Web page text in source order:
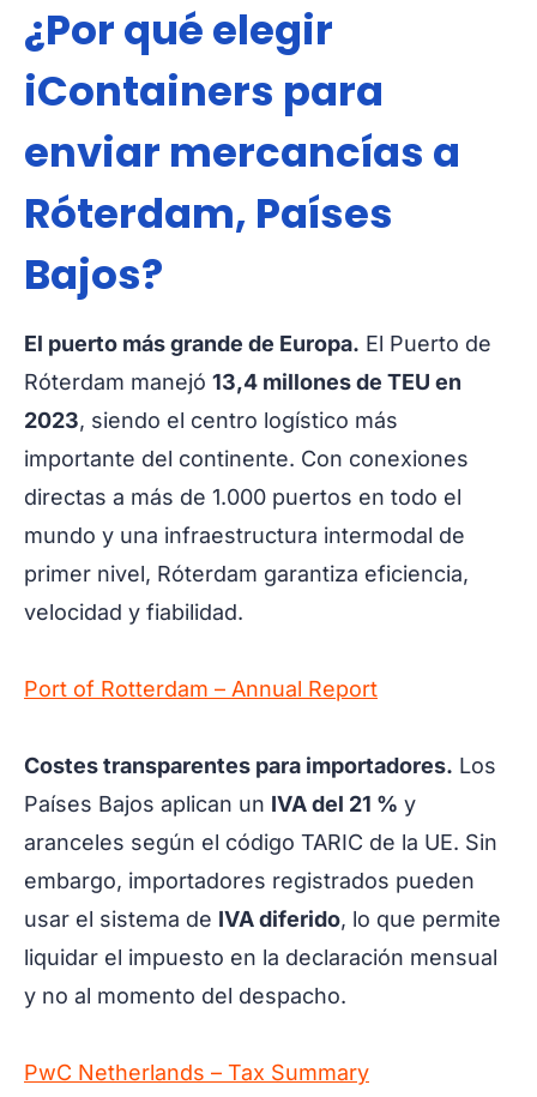
¿Por qué elegir
iContainers para
enviar mercancías a
Róterdam, Países
Bajos?
El puerto más grande de Europa. El Puerto de
Róterdam manejó 13,4 millones de TEU en
2023, siendo el centro logístico más
importante del continente. Con conexiones
directas a más de 1.000 puertos en todo el
mundo y una infraestructura intermodal de
primer nivel, Róterdam garantiza eficiencia,
velocidad y fiabilidad.
Port of Rotterdam – Annual Report
Costes transparentes para importadores. Los
Países Bajos aplican un IVA del 21 % y
aranceles según el código TARIC de la UE. Sin
embargo, importadores registrados pueden
usar el sistema de IVA diferido, lo que permite
liquidar el impuesto en la declaración mensual
y no al momento del despacho.
PwC Netherlands – Tax Summary